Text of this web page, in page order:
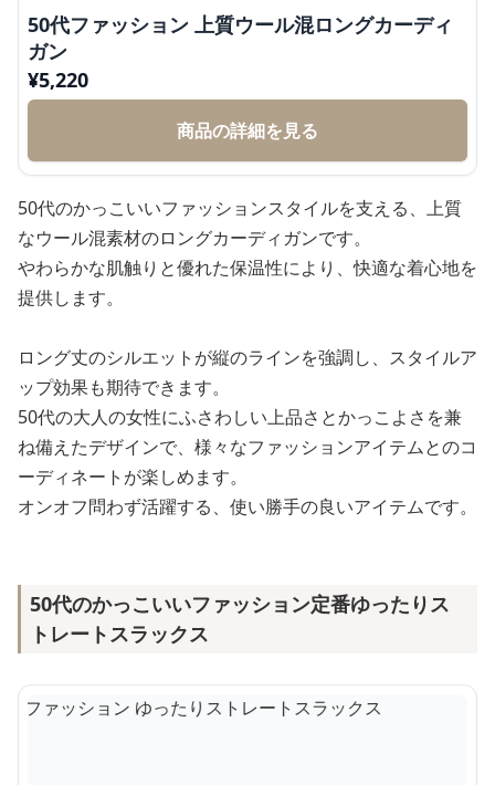
50代ファッション 上質ウール混ロングカーディ
ガン
¥5,220
商品の詳細を見る
50代のかっこいいファッションスタイルを支える、上質
なウール混素材のロングカーディガンです。
やわらかな肌触りと優れた保温性により、快適な着心地を
提供します。
ロング丈のシルエットが縦のラインを強調し、スタイルア
ップ効果も期待できます。
50代の大人の女性にふさわしい上品さとかっこよさを兼
ね備えたデザインで、様々なファッションアイテムとのコ
ーディネートが楽しめます。
オンオフ問わず活躍する、使い勝手の良いアイテムです。
50代のかっこいいファッション定番ゆったりス
トレートスラックス